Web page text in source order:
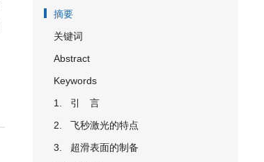
摘要
关键词
Abstract
Keywords
1. 引 言
2. 飞秒激光的特点
3. 超滑表面的制备